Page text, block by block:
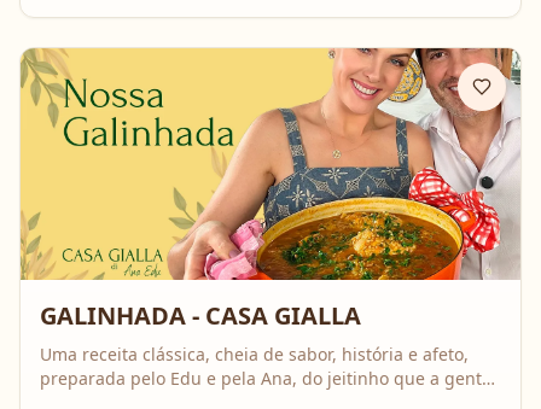
GALINHADA - CASA GIALLA
Uma receita clássica, cheia de sabor, história e afeto,
preparada pelo Edu e pela Ana, do jeitinho que a gente